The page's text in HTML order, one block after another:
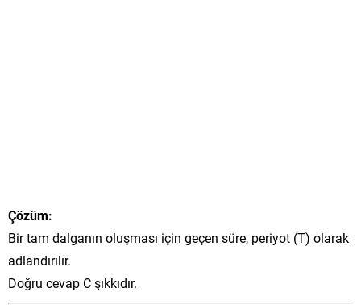
Çözüm:
Bir tam dalganın oluşması için geçen süre, periyot (T) olarak
adlandırılır.
Doğru cevap C şıkkıdır.